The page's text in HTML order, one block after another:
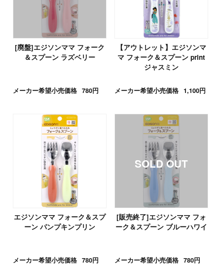
[廃盤]エジソンママ フォーク
＆スプーン ラズベリー
メーカー希望小売価格 780円
【アウトレット】エジソンマ
マ フォーク＆スプーン print
ジャスミン
メーカー希望小売価格 1,100円
エジソンママ フォーク＆スプ
ーン パンプキンプリン
メーカー希望小売価格 780円
[販売終了]エジソンママ フォ
ーク＆スプーン ブルーハワイ
メーカー希望小売価格 780円